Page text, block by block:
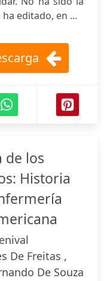
editado, en ...
de los
Historia
De Freitas ,
De Souza